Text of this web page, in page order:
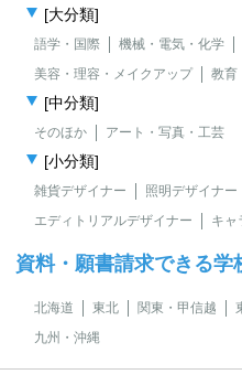
[大分類]
語学・国際 機械・電気・化学
美容・理容・メイクアップ
教育
[中分類]
そのほか アート・写真・工芸
[小分類]
雑貨デザイナー 照明デザイナー
エディトリアルデザイナー
キャ
資料・願書請求できる学
北海道 東北 関東・甲信越
九州・沖縄